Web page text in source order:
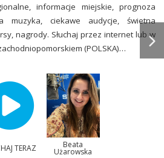
informacje miejskie, prognoza
muzyka, ciekawe audycje, świetna
nagrody. Słuchaj przez internet lub w
(POLSKA)…
TERAZ Beata
Użarowska